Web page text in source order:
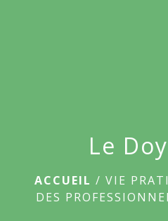
Le
ACCUEIL / VIE
DES